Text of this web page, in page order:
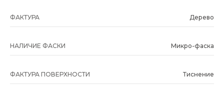
ФАКТУРА Дерево
НАЛИЧИЕ ФАСКИ Микро-фаска
ФАКТУРА ПОВЕРХНОСТИ Тиснение